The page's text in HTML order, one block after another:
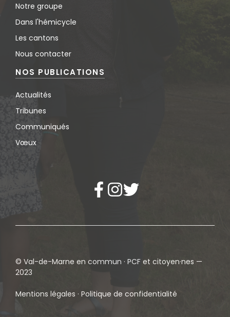
Notre groupe
Dans l'hémicycle
Les cantons
Nous contacter
NOS PUBLICATIONS
Actualités
Tribunes
Communiqués
Vœux
© Val-de-Marne en commun · PCF et citoyen·nes —
2023
Mentions légales · Politique de confidentialité